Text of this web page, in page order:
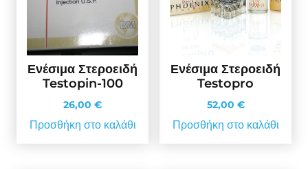
Ενέσιμα Στεροειδή
Testopin-100
26,00 €
Προσθήκη στο καλάθι
Ενέσιμα Στεροειδή
Testopro
52,00 €
Προσθήκη στο καλάθι